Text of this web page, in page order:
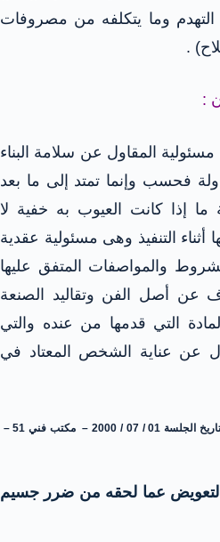
وما يتكلفه من مصروفات
.
:
المقاول عن سلامة البناء
فحسب وإنما تمتد إلى ما بعد
ما إذا كانت العيوب به خفية لا
التنفيذ وهى مسئولية عقدية
والمواصفات المتفق عليها
عن أصل الفن وتقاليد الصنعة
التي قدمها من عنده والتي
عن عناية الشخص المعتاد في
[الطعن رقم 1390 – لسنــة 69 ق – تاريخ الجلسة 01 / 07 / 2000 – مكتب فني 51 –
التعويض عما لحقه من ضرر جسيم